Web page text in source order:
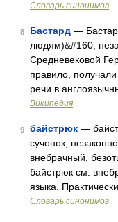
Словарь синонимов
8 Бастард —
людям)&#160;
Средневековой
правило,
речи в
Википедия
9 байстрюк —
сучонок,
внебрачный,
байстрюк см.
языка.
Словарь синонимов